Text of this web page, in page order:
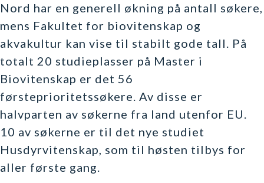
Nord har en generell økning på antall søkere,
mens Fakultet for biovitenskap og
akvakultur kan vise til stabilt gode tall. På
totalt 20 studieplasser på Master i
Biovitenskap er det 56
førsteprioritetssøkere. Av disse er
halvparten av søkerne fra land utenfor EU.
10 av søkerne er til det nye studiet
Husdyrvitenskap, som til høsten tilbys for
aller første gang.